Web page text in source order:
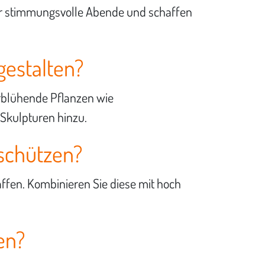
stimmungsvolle Abende und schaffen
Pflanzen wie
hinzu.
Kombinieren Sie diese mit hoch